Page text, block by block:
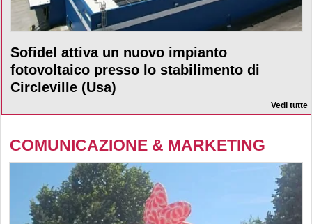
Sofidel attiva un nuovo impianto
fotovoltaico presso lo stabilimento di
Circleville (Usa)
Vedi tutte
COMUNICAZIONE & MARKETING